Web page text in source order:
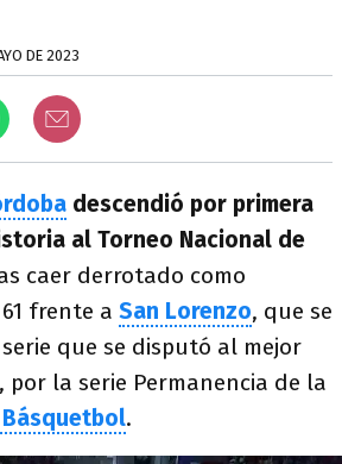
DE 2023
descendió por primera
al Torneo Nacional de
caer derrotado como
frente a San Lorenzo, que se
que se disputó al mejor
por la serie Permanencia de la
.